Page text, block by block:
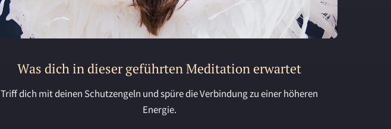
Was dich in diesergeführten Meditation erwartet
Triff dich mit deinen Schutzengeln und spüre die Verbindung zu einer höheren
Energie.